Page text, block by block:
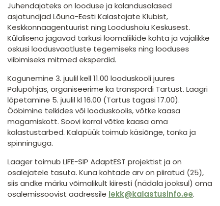
Juhendajateks on looduse ja kalandusalased
asjatundjad Lõuna-Eesti Kalastajate Klubist,
Keskkonnaagentuurist ning Loodushoiu Keskusest.
Külalisena jagavad tarkusi loomaliikide kohta ja vajalikke
oskusi loodusvaatluste tegemiseks ning looduses
viibimiseks mitmed eksperdid.
Kogunemine 3. juulil kell 11.00 looduskooli juures
Palupõhjas, organiseerime ka transpordi Tartust. Laagri
lõpetamine 5. juulil kl 16.00 (Tartus tagasi 17.00).
Ööbimine telkides või looduskoolis, võtke kaasa
magamiskott. Soovi korral võtke kaasa oma
kalastustarbed. Kalapüük toimub käsiõnge, tonka ja
spinninguga.
Laager toimub LIFE-SIP AdaptEST projektist ja on
osalejatele tasuta. Kuna kohtade arv on piiratud (25),
siis andke märku võimalikult kiiresti (nädala jooksul) oma
osalemissoovist aadressile lekk@kalastusinfo.ee.